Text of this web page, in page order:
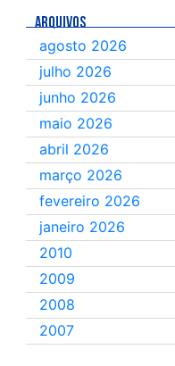
ARQUIVOS
agosto 2026
julho 2026
junho 2026
maio 2026
abril 2026
março 2026
fevereiro 2026
janeiro 2026
2010
2009
2008
2007